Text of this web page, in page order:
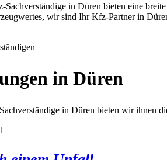
in Düren bieten eine
wir sind Ihr Kfz-Partner in
in Düren
in Düren bieten wir ihnen